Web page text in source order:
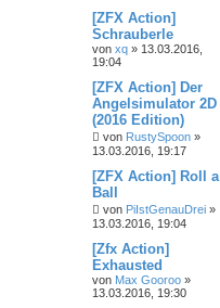
[ZFX Action]
Schrauberle
von xq » 13.03.2016,
19:04
[ZFX Action] Der
Angelsimulator 2D
(2016 Edition)
von RustySpoon »
13.03.2016, 19:17
[ZFX Action] Roll a
Ball
von PiIstGenauDrei »
13.03.2016, 19:04
[Zfx Action]
Exhausted
von Max Gooroo »
13.03.2016, 19:30